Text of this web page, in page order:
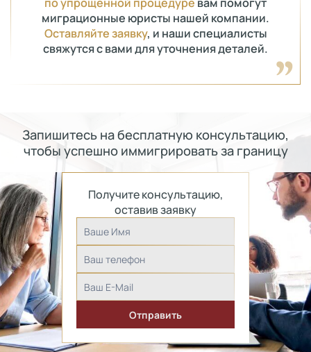
миграционные юристы нашей компании.
Оставляйте заявку, и наши специалисты
свяжутся с вами для уточнения деталей.
Запишитесь на бесплатную консультацию,
чтобы успешно иммигрировать за границу
Получите консультацию,
оставив заявку